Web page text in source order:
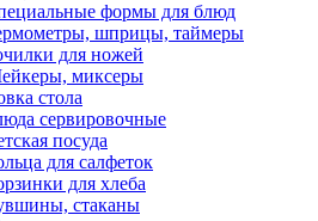
формы для блюд
шприцы, таймеры
для ножей
миксеры
стола
сервировочные
посуда
для салфеток
для хлеба
стаканы